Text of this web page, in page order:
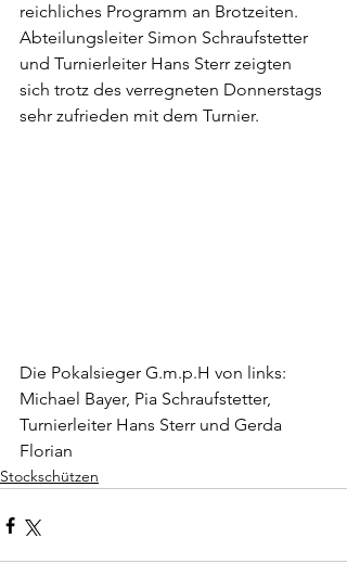
reichliches Programm an Brotzeiten.
Abteilungsleiter Simon Schraufstetter
und Turnierleiter Hans Sterr zeigten
sich trotz des verregneten Donnerstags
sehr zufrieden mit dem Turnier.
Die Pokalsieger G.m.p.H von links:
Michael Bayer, Pia Schraufstetter,
Turnierleiter Hans Sterr und Gerda
Florian
Stockschützen